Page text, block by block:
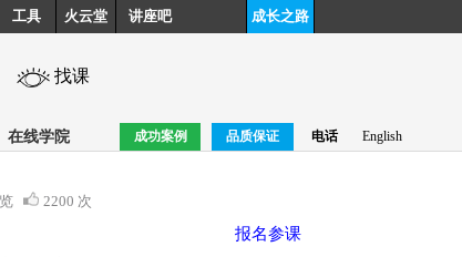
工具 火云堂 讲座吧 成长之路
找课
在线学院 成功案例 品质保证 电话 English
2200 次
报名参课